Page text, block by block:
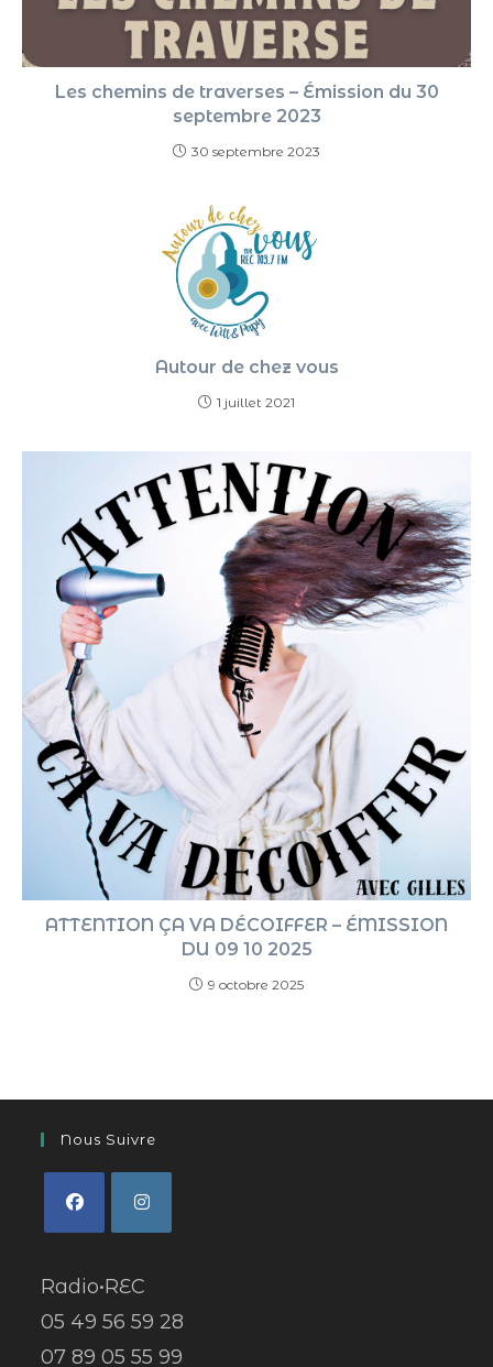
Les chemins de traverses – Émission du 30
septembre 2023
30 septembre 2023
Autour de chez vous
1 juillet 2021
ATTENTION ÇA VA DÉCOIFFER – ÉMISSION
DU 09 10 2025
9 octobre 2025
Nous Suivre
Radio•REC
05 49 56 59 28
07 89 05 55 99